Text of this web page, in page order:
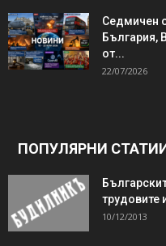
Седмичен
България,
от...
22/07/2026
ПОПУЛЯРНИ
трудовите
10/12/2013